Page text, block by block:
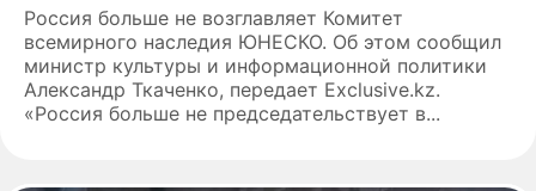
Россия больше не возглавляет Комитет
всемирного наследия ЮНЕСКО. Об этом сообщил
министр культуры и информационной политики
Александр Ткаченко, передает Exclusive.kz.
«Россия больше не председательствует в...